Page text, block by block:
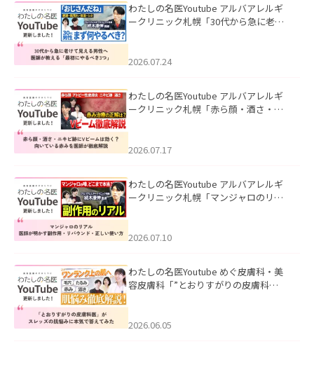
わたしの名医Youtube アルバアレルギ
ークリニック札幌「30代から急に老け
た。
2026.07.24
わたしの名医Youtube アルバアレルギ
ークリニック札幌「赤ら顔・酒さ・ニ
した。
2026.07.17
わたしの名医Youtube アルバアレルギ
ークリニック札幌「マンジャロのリア
た。
2026.07.10
わたしの名医Youtube めぐ皮膚科・美
容皮膚科「”とおりすがりの皮膚科
2026.06.05